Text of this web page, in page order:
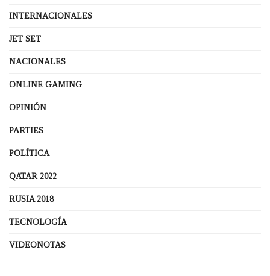
INTERNACIONALES
JET SET
NACIONALES
ONLINE GAMING
OPINIÓN
PARTIES
POLÍTICA
QATAR 2022
RUSIA 2018
TECNOLOGÍA
VIDEONOTAS